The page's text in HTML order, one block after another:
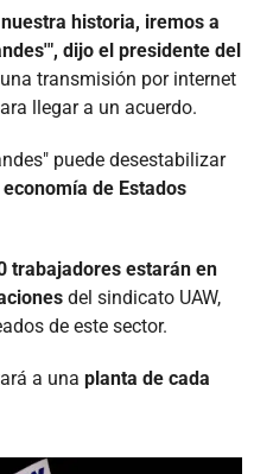
historia, iremos a
dijo el presidente del
transmisión por internet
llegar a un acuerdo.
puede desestabilizar
de Estados
trabajadores estarán en
del sindicato UAW,
de este sector.
a una planta de cada